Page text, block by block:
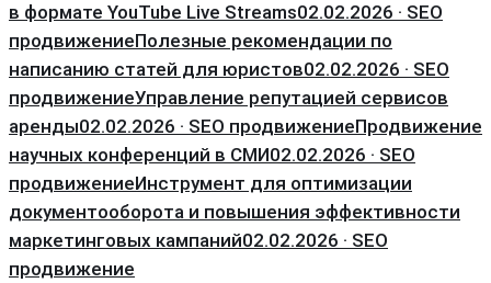
в формате YouTube Live Streams02.02.2026 · SEO
продвижениеПолезные рекомендации по
написанию статей для юристов02.02.2026 · SEO
продвижениеУправление репутацией сервисов
аренды02.02.2026 · SEO продвижениеПродвижение
научных конференций в СМИ02.02.2026 · SEO
продвижениеИнструмент для оптимизации
документооборота и повышения эффективности
маркетинговых кампаний02.02.2026 · SEO
продвижение